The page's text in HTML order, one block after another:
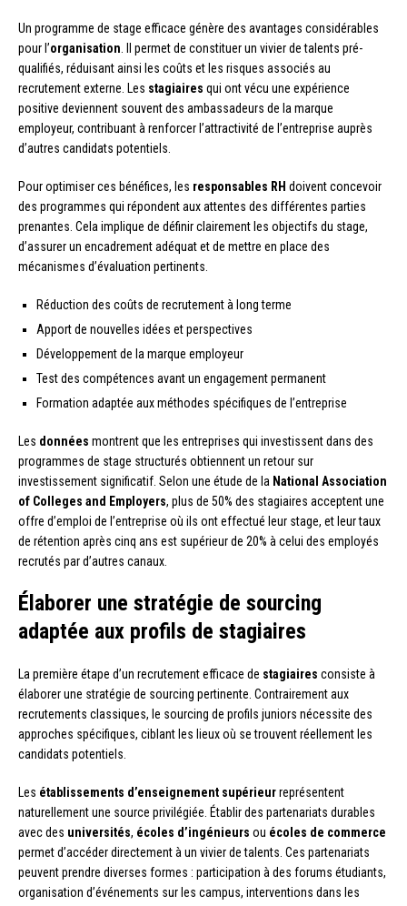
Un programme de stage efficace génère des avantages considérables
pour l’organisation . Il permet de constituer un vivier de talents pré-
qualifiés, réduisant ainsi les coûts et les risques associés au
recrutement externe. Les stagiaires qui ont vécu une expérience
positive deviennent souvent des ambassadeurs de la marque
employeur, contribuant à renforcer l’attractivité de l’entreprise auprès
d’autres candidats potentiels.
Pour optimiser ces bénéfices, les responsables RH doivent concevoir
des programmes qui répondent aux attentes des différentes parties
prenantes. Cela implique de définir clairement les objectifs du stage,
d’assurer un encadrement adéquat et de mettre en place des
mécanismes d’évaluation pertinents.
Réduction des coûts de recrutement à long terme
Apport de nouvelles idées et perspectives
Développement de la marque employeur
Test des compétences avant un engagement permanent
Formation adaptée aux méthodes spécifiques de l’entreprise
Les données montrent que les entreprises qui investissent dans des
programmes de stage structurés obtiennent un retour sur
investissement significatif. Selon une étude de la National Association
of Colleges and Employers, plus de 50% des stagiaires acceptent une
offre d’emploi de l’entreprise où ils ont effectué leur stage, et leur taux
de rétention après cinq ans est supérieur de 20% à celui des employés
recrutés par d’autres canaux.
Élaborer une stratégie de sourcing
adaptée aux profils de stagiaires
La première étape d’un recrutement efficace de stagiaires consiste à
élaborer une stratégie de sourcing pertinente. Contrairement aux
recrutements classiques, le sourcing de profils juniors nécessite des
approches spécifiques, ciblant les lieux où se trouvent réellement les
candidats potentiels.
Les établissements d’enseignement supérieurreprésentent
naturellement une source privilégiée. Établir des partenariats durables
avec des universités, écoles d’ingénieurs ou écoles de commerce
permet d’accéder directement à un vivier de talents. Ces partenariats
peuvent prendre diverses formes : participation à des forums étudiants,
organisation d’événements sur les campus, interventions dans les